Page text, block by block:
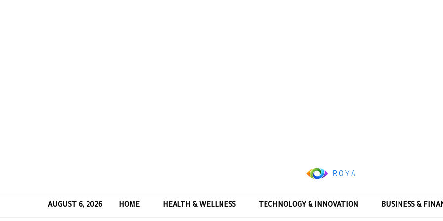
AUGUST 6, 2026 HOME HEALTH & WELLNESS TECHNOLOGY & INNOVATION BUSINESS &